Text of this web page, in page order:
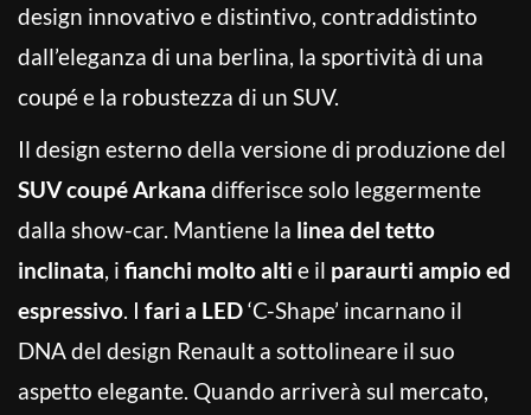
design innovativo e distintivo, contraddistinto
dall’eleganza di una berlina, la sportività di una
coupé e la robustezza di un SUV.
Il design esterno della versione di produzione del
SUV coupé Arkana differisce solo leggermente
dalla show-car. Mantiene la linea del tetto
inclinata, i fianchi molto alti e il paraurti ampio ed
espressivo. I fari a LED‘C-Shape’ incarnano il
DNA del design Renault a sottolineare il suo
aspetto elegante. Quando arriverà sul mercato,